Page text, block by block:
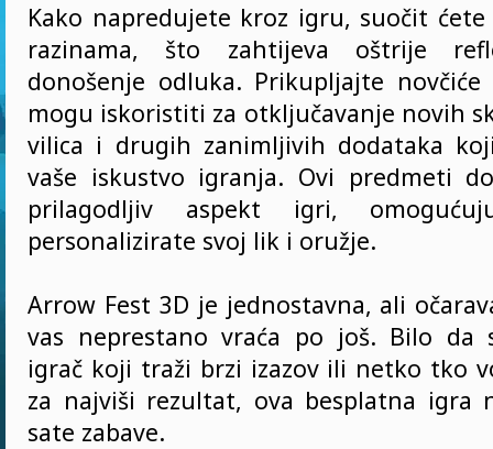
Kako napredujete kroz igru, suočit
razinama, što zahtijeva oštrije
donošenje odluka. Prikupljajte
mogu iskoristiti za otključavanje novih
vilica i drugih zanimljivih dodataka
vaše iskustvo igranja. Ovi predmeti
prilagodljiv aspekt igri,
personalizirate svoj lik i oružje.
Arrow Fest 3D je jednostavna, ali
vas neprestano vraća po još. Bilo da
igrač koji traži brzi izazov ili netko tko
za najviši rezultat, ova besplatna igra
sate zabave.